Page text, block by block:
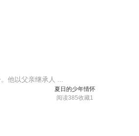
他以父亲继承人 ...
夏日的少年情怀
阅读385收藏1